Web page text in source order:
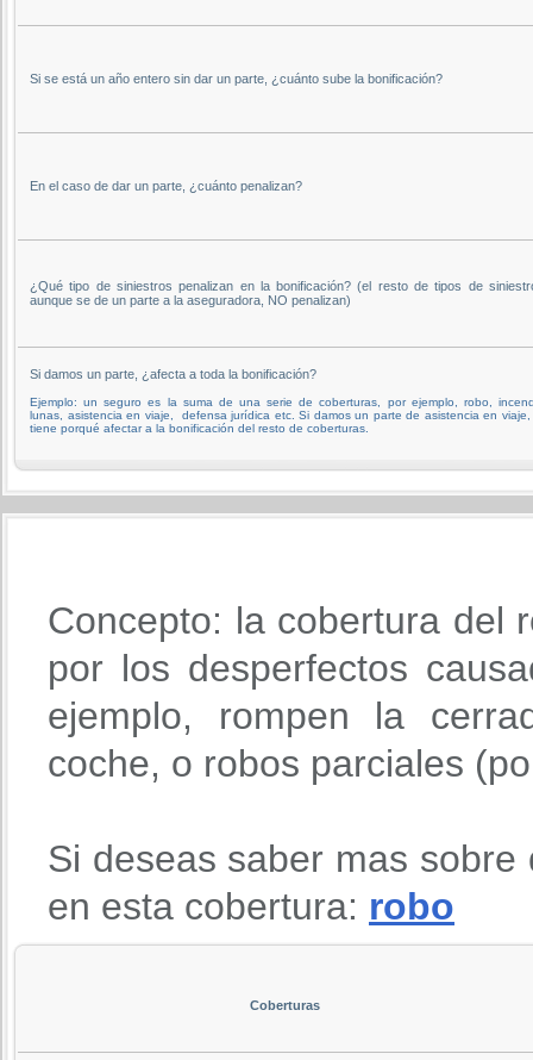
Si se está un año entero sin dar un parte, ¿cuánto sube la bonificación?
En el caso de dar un parte, ¿cuánto penalizan?
¿Qué tipo de siniestros penalizan en la bonificación? (el resto de tipos de
aunque se de un parte a la aseguradora, NO penalizan)
Si damos un parte, ¿afecta a toda la bonificación?
Ejemplo: un seguro es la suma de una serie de coberturas, por ejemplo, robo,
lunas, asistencia en viaje, defensa jurídica etc. Si damos un parte de asistencia en viaje,
tiene porqué afectar a la bonificación del resto de coberturas.
Concepto: la cobertura del
por los desperfectos
ejemplo, rompen la
coche, o robos parciales
Si deseas saber mas
en esta cobertura: robo
Coberturas